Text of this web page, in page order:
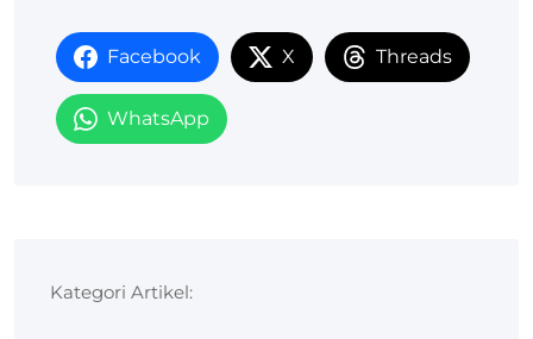
Facebook X Threads
WhatsApp
Kategori Artikel: